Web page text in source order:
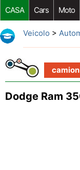
CASA Cars Moto
Riparazione Auto
Veicolo >
camion
Dodge Ram